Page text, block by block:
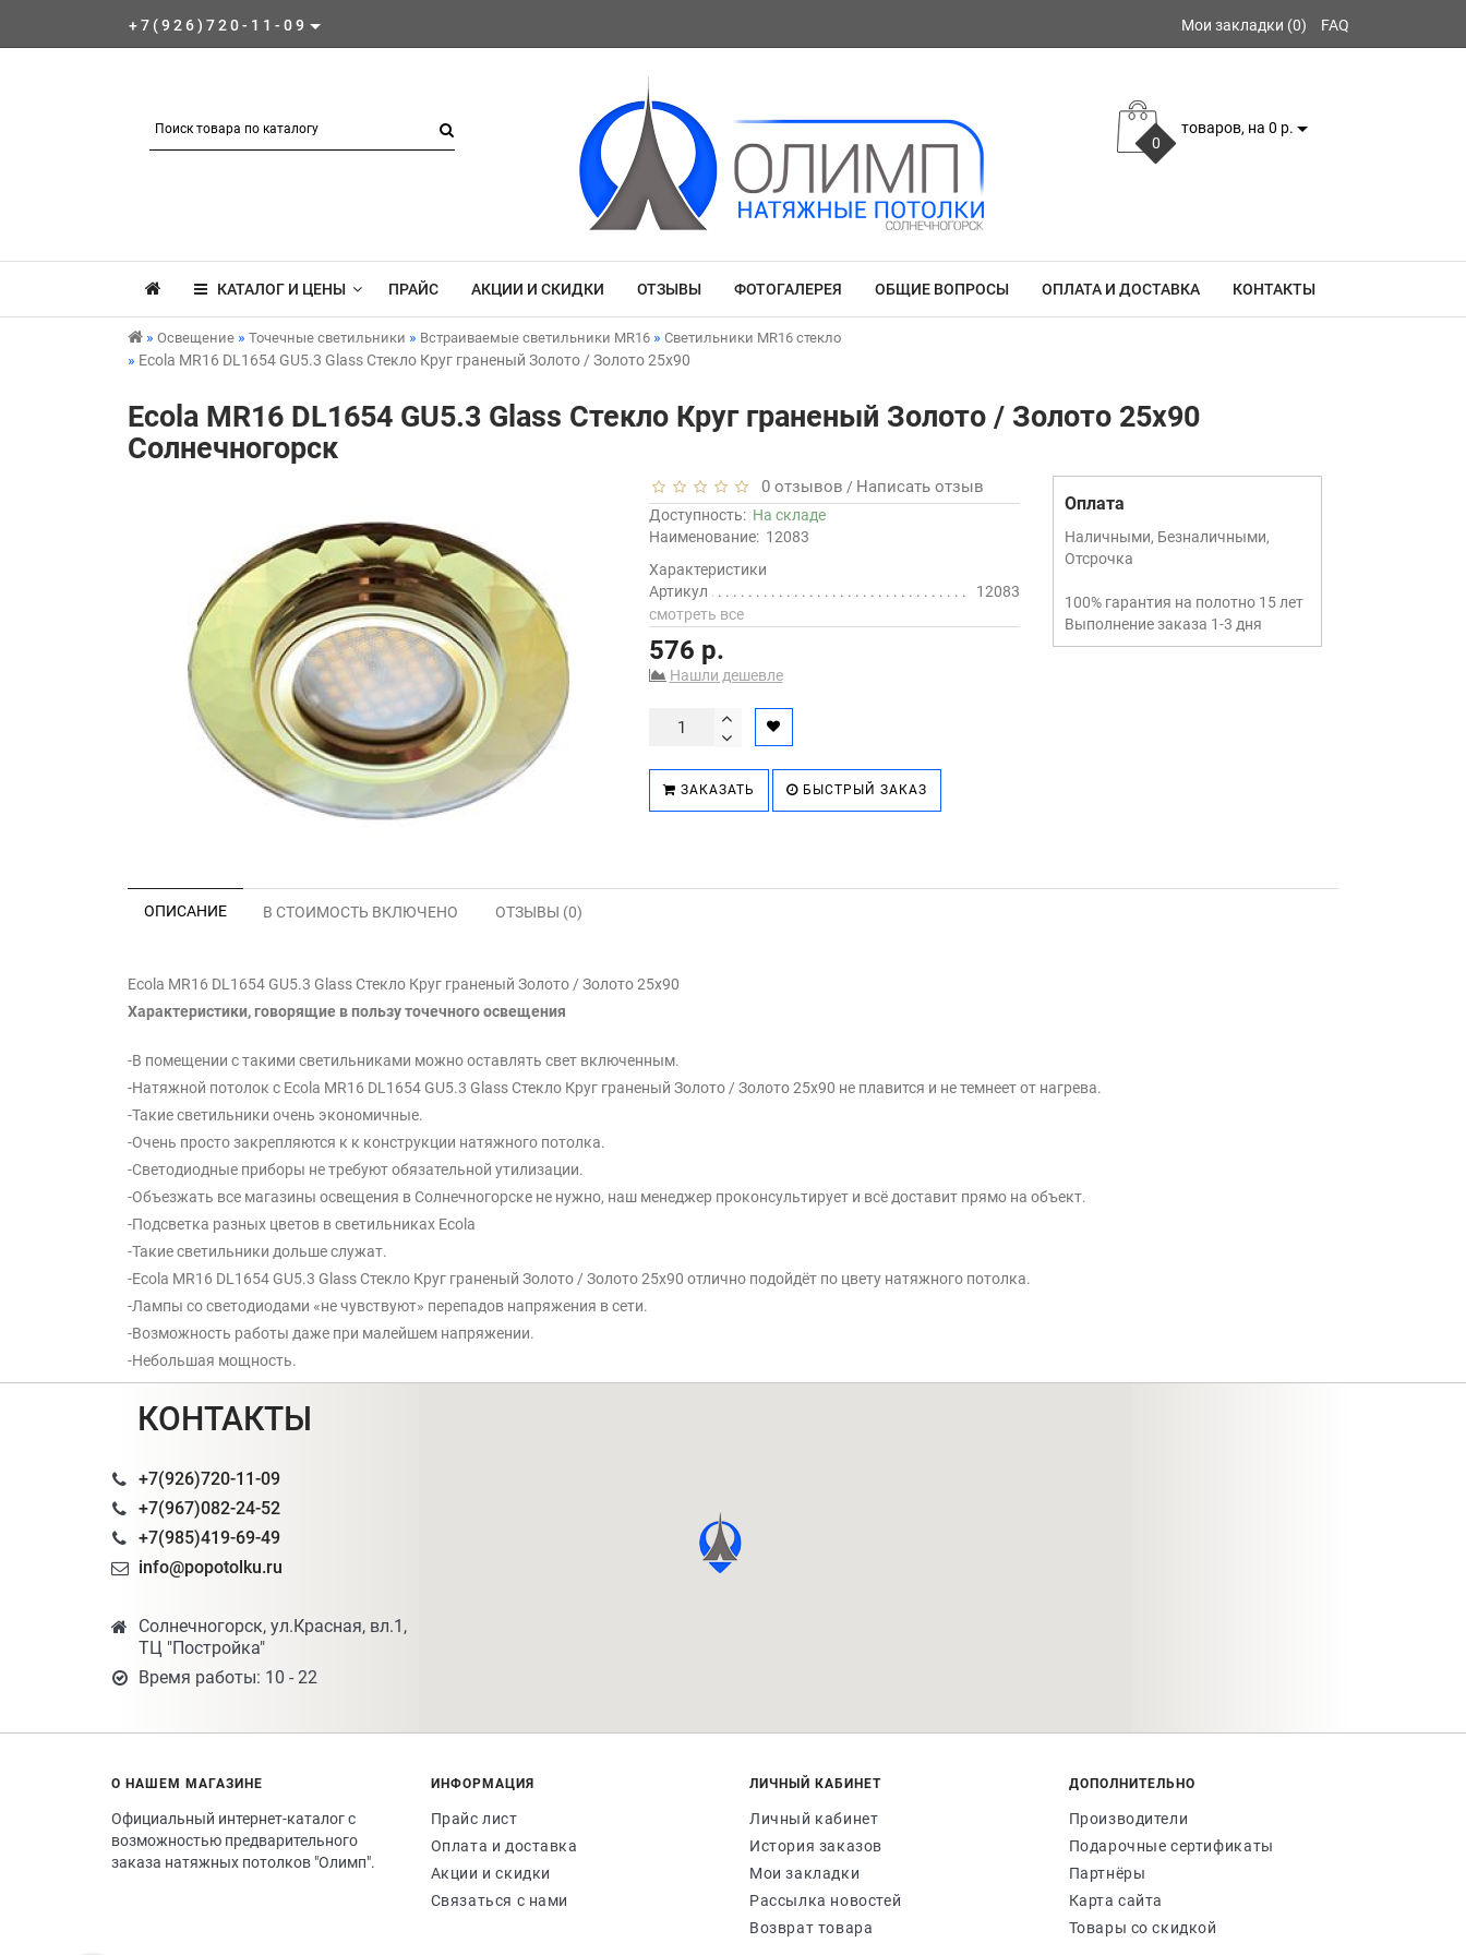
+7(926)720-11-09 Мои закладки (0) FAQ
0
товаров, на 0 р.
КАТАЛОГ И ЦЕНЫ ПРАЙС АКЦИИ И СКИДКИ ОТЗЫВЫ ФОТОГАЛЕРЕЯ ОБЩИЕ ВОПРОСЫ ОПЛАТА И ДОСТАВКА КОНТАКТЫ
Освещение Точечные светильники Встраиваемые светильники MR16 Светильники MR16 стекло
Ecola MR16 DL1654 GU5.3 Glass Стекло Круг граненый Золото / Золото 25x90
Ecola MR16 DL1654 GU5.3 Glass Стекло Круг граненый Золото / Золото 25x90
Солнечногорск
0 отзывов / Написать отзыв
Доступность: На складе
Наименование: 12083
Характеристики
Артикул
12083
смотреть все
576 р.
Нашли дешевле
ЗАКАЗАТЬ БЫСТРЫЙ ЗАКАЗ
Оплата
Наличными, Безналичными,
Отсрочка
100% гарантия на полотно 15 лет
Выполнение заказа 1-3 дня
ОПИСАНИЕ В СТОИМОСТЬ ВКЛЮЧЕНО ОТЗЫВЫ (0)
Ecola MR16 DL1654 GU5.3 Glass Стекло Круг граненый Золото / Золото 25x90
Характеристики, говорящие в пользу точечного освещения
-В помещении с такими светильниками можно оставлять свет включенным.
-Натяжной потолок с Ecola MR16 DL1654 GU5.3 Glass Стекло Круг граненый Золото / Золото 25x90 не плавится и не темнеет от нагрева.
-Такие светильники очень экономичные.
-Очень просто закрепляются к к конструкции натяжного потолка.
-Светодиодные приборы не требуют обязательной утилизации.
-Объезжать все магазины освещения в Солнечногорске не нужно, наш менеджер проконсультирует и всё доставит прямо на объект.
-Подсветка разных цветов в светильниках Ecola
-Такие светильники дольше служат.
-Ecola MR16 DL1654 GU5.3 Glass Стекло Круг граненый Золото / Золото 25x90 отлично подойдёт по цвету натяжного потолка.
-Лампы со светодиодами «не чувствуют» перепадов напряжения в сети.
-Возможность работы даже при малейшем напряжении.
-Небольшая мощность.
КОНТАКТЫ
+7(926)720-11-09
+7(967)082-24-52
+7(985)419-69-49
info@popotolku.ru
Солнечногорск, ул.Красная, вл.1,
ТЦ "Постройка"
Время работы: 10 - 22
О НАШЕМ МАГАЗИНЕ
Официальный интернет-каталог с
возможностью предварительного
заказа натяжных потолков "Олимп".
ИНФОРМАЦИЯ
Прайс лист
Оплата и доставка
Акции и скидки
Связаться с нами
ЛИЧНЫЙ КАБИНЕТ
Личный кабинет
История заказов
Мои закладки
Рассылка новостей
Возврат товара
ДОПОЛНИТЕЛЬНО
Производители
Подарочные сертификаты
Партнёры
Карта сайта
Товары со скидкой